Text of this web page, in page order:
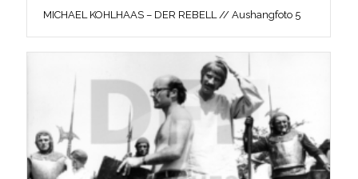
MICHAEL KOHLHAAS – DER REBELL // Aushangfoto 5